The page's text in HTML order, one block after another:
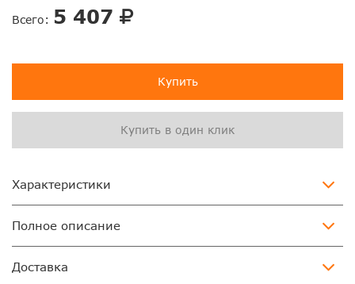
Всего: 5 407
Купить
Купить в один клик
Характеристики
Полное описание
Доставка